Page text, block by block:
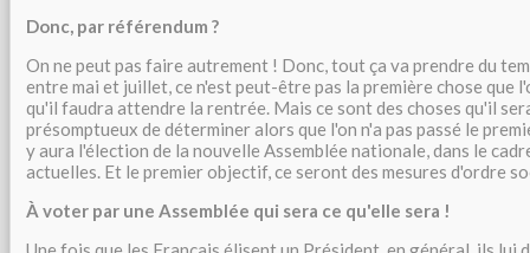
Donc, par référendum ?
On ne peut pas faire autrement ! Donc, tout ça va prendre du
entre mai et juillet, ce n'est peut-être pas la première chose que
qu'il faudra attendre la rentrée. Mais ce sont des choses qu'il
présomptueux de déterminer alors que l'on n'a pas passé le
y aura l'élection de la nouvelle Assemblée nationale, dans le
actuelles. Et le premier objectif, ce seront des mesures d'ordre
À voter par une Assemblée qui sera ce qu'elle sera !